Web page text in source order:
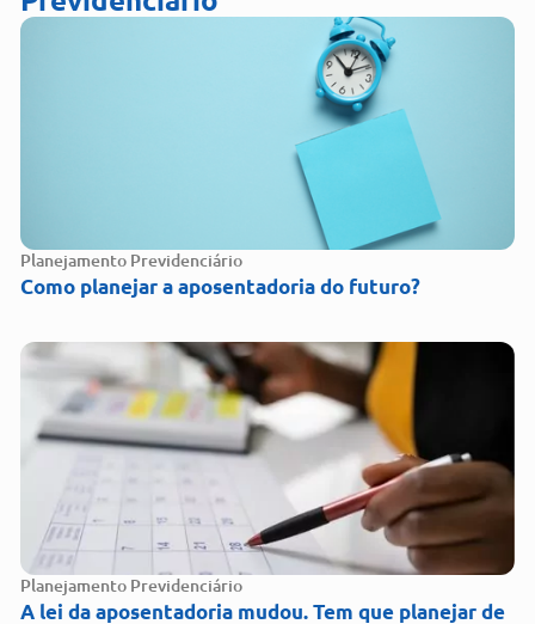
Planejamento Previdenciário
Como planejar a aposentadoria do futuro?
Planejamento Previdenciário
A lei da aposentadoria mudou. Tem que planejar de